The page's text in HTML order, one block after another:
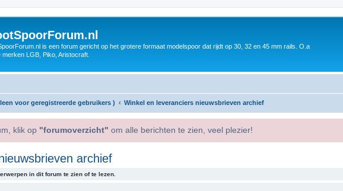
is een forum gericht op het grotere formaat modelspoor dat rijdt op 30, 32 en 45 mm rails. O.a
merken LGB, Piko, Aristocraft.
voor geregistreerde gebruikers ) Winkel en leveranciers nieuwsbrieven archief
klik op "forumoverzicht" om alle berichten te zien, veel plezier!
archief
in dit forum te zien of te lezen.